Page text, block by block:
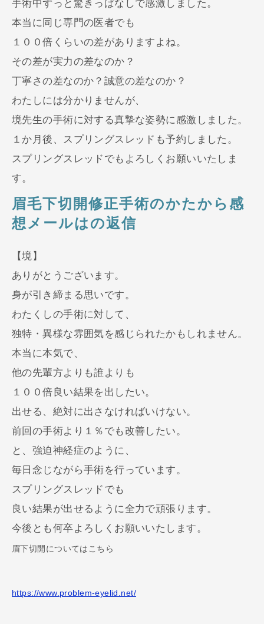
手術中ずっと驚きっぱなしで感激しました。
本当に同じ専門の医者でも
１００倍くらいの差がありますよね。
その差が実力の差なのか？
丁寧さの差なのか？誠意の差なのか？
わたしには分かりませんが、
境先生の手術に対する真摯な姿勢に感激しました。
１か月後、スプリングスレッドも予約しました。
スプリングスレッドでもよろしくお願いいたしま
す。
眉毛下切開修正手術のかたから感
想メールはの返信
【境】
ありがとうございます。
身が引き締まる思いです。
わたくしの手術に対して、
独特・異様な雰囲気を感じられたかもしれません。
本当に本気で、
他の先輩方よりも誰よりも
１００倍良い結果を出したい。
出せる、絶対に出さなければいけない。
前回の手術より１％でも改善したい。
と、強迫神経症のように、
毎日念じながら手術を行っています。
スプリングスレッドでも
良い結果が出せるように全力で頑張ります。
今後とも何卒よろしくお願いいたします。
眉下切開についてはこちら
https://www.problem-eyelid.net/